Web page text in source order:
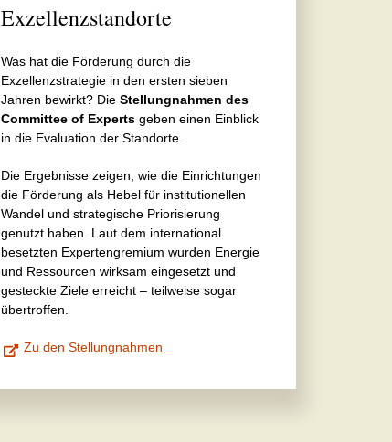
Exzellenzstandorte
Was hat die Förderung durch die
Exzellenzstrategie in den ersten sieben
Jahren bewirkt? DieStellungnahmen des
Committee of Experts geben einen Einblick
in die Evaluation der Standorte.
Die Ergebnisse zeigen, wie die Einrichtungen
die Förderung als Hebel für institutionellen
Wandel und strategische Priorisierung
genutzt haben. Laut dem international
besetzten Expertengremium wurden Energie
und Ressourcen wirksam eingesetzt und
gesteckte Ziele erreicht – teilweise sogar
übertroffen.
Zu den Stellungnahmen